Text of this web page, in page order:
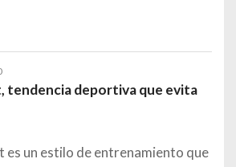
deportiva que evita
es un estilo de entrenamiento que